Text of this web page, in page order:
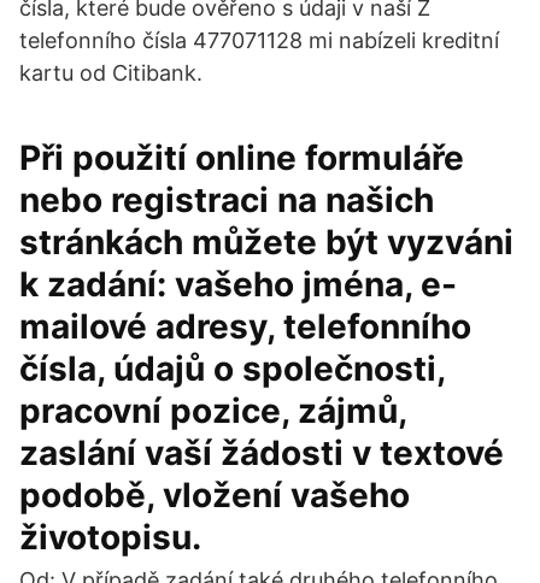
čísla, které bude ověřeno s údaji v naší Z
telefonního čísla 477071128 mi nabízeli kreditní
kartu od Citibank.
Při použití online formuláře
nebo registraci na našich
stránkách můžete být vyzváni
k zadání: vašeho jména, e-
mailové adresy, telefonního
čísla, údajů o společnosti,
pracovní pozice, zájmů,
zaslání vaší žádosti v textové
podobě, vložení vašeho
životopisu.